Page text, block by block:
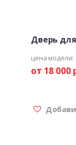
Дверь
цена модели:
от 18 000